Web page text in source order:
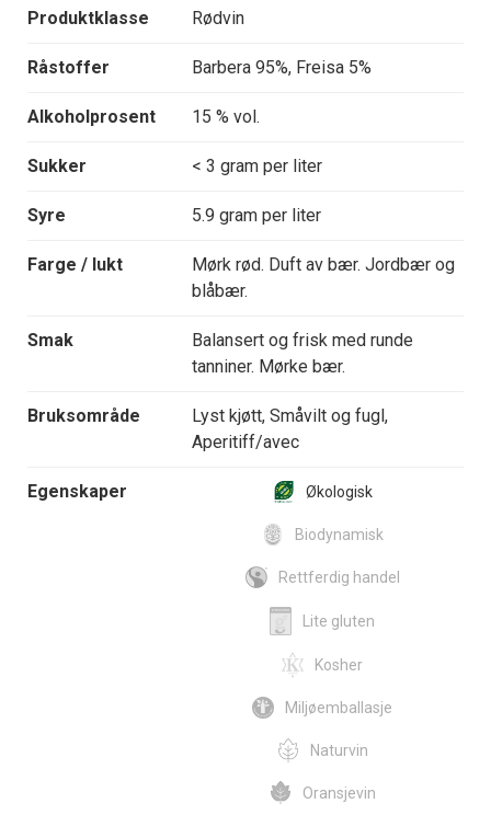
Produktklasse Rødvin
Råstoffer Barbera 95%, Freisa 5%
Alkoholprosent 15 % vol.
Sukker < 3 gram per liter
Syre 5.9 gram per liter
Farge / lukt
Mørk rød. Duft av bær. Jordbær og
blåbær.
Smak
Balansert og frisk med runde
tanniner. Mørke bær.
Bruksområde
Lyst kjøtt, Småvilt og fugl,
Aperitiff/avec
Egenskaper Økologisk
Biodynamisk
Rettferdig handel
Lite gluten
Kosher
Miljøemballasje
Naturvin
Oransjevin